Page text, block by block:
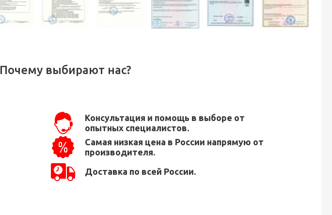
Почему выбирают нас?
Консультация и помощь в выборе от
опытных специалистов.
Самая низкая цена в России напрямую от
производителя.
Доставка по всей России.